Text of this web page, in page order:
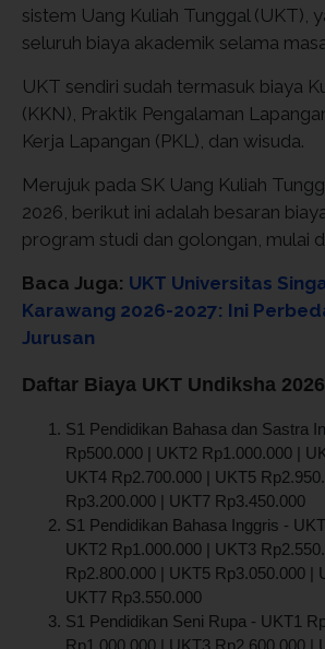
sistem Uang Kuliah Tunggal (UKT),
seluruh biaya akademik selama
UKT sendiri sudah termasuk biaya
(KKN), Praktik Pengalaman
Kerja Lapangan (PKL), dan wisuda.
Merujuk pada SK Uang Kuliah
2026, berikut ini adalah besaran
program studi dan golongan, mulai
Baca Juga: UKT Universitas
Karawang 2026-2027: Ini
Jurusan
Daftar Biaya UKT Undiksha 2026
S1 Pendidikan Bahasa dan Sastra
Rp500.000 | UKT2 Rp1.000.000 |
UKT4 Rp2.700.000 | UKT5
Rp3.200.000 | UKT7 Rp3.450.000
S1 Pendidikan Bahasa Inggris -
UKT2 Rp1.000.000 | UKT3
Rp2.800.000 | UKT5 Rp3.050.000 |
UKT7 Rp3.550.000
S1 Pendidikan Seni Rupa - UKT1
Rp1.000.000 | UKT3 Rp2.600.000 |